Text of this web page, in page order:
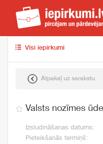
Visi iepirkumi
Atpakaļ uz sarakstu
Valsts nozīmes
Izsludināšanas datums:
Pieteikšanās termiņš: